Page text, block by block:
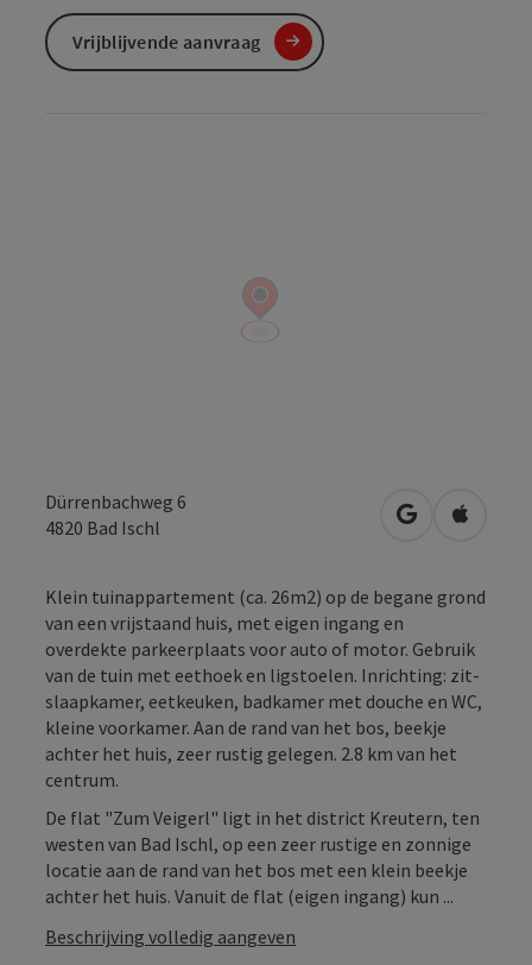
Dürrenbachweg 6
4820 Bad Ischl Openen in
Klein tuinappartement (ca. 26m2) op de begane grond
van een vrijstaand huis, met eigen ingang en
overdekte parkeerplaats voor auto of motor. Gebruik
van de tuin met eethoek en ligstoelen. Inrichting: zit-
slaapkamer, eetkeuken, badkamer met douche en WC,
kleine voorkamer. Aan de rand van het bos, beekje
achter het huis, zeer rustig gelegen. 2.8 km van het
centrum.
De flat "Zum Veigerl" ligt in het district Kreutern, ten
westen van Bad Ischl, op een zeer rustige en zonnige
locatie aan de rand van het bos met een klein beekje
achter het huis. Vanuit de flat (eigen ingang) kun ...
Beschrijving volledig aangeven
Vrijblijvende aanvraag